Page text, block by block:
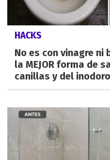
HACKS
No es con vinagre
la MEJOR forma de
canillas y del inodoro